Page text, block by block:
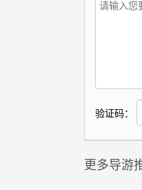
验证码：
更多导游